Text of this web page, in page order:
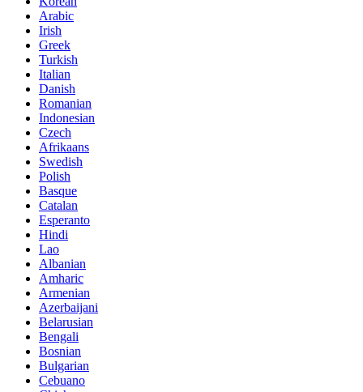
Arabic
Irish
Greek
Turkish
Italian
Danish
Romanian
Indonesian
Czech
Afrikaans
Swedish
Polish
Basque
Catalan
Esperanto
Hindi
Lao
Albanian
Amharic
Armenian
Azerbaijani
Belarusian
Bengali
Bosnian
Bulgarian
Cebuano